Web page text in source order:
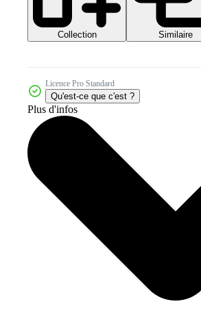
Collection Similaire
Licence Pro Standard
Qu'est-ce que c'est ?
Plus d'infos